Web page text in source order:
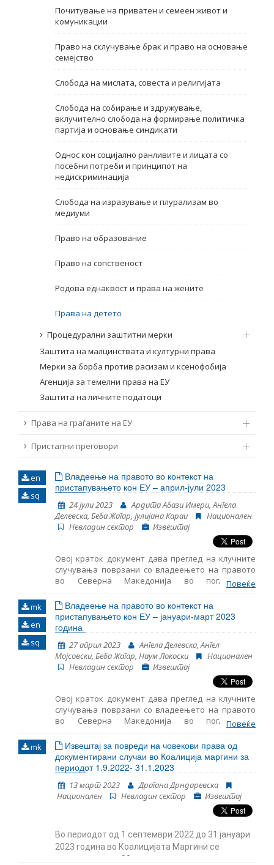
Име, опис или клучен збор
Почитување на приватен и семеен живот и
комуникации
Право на склучување брак и право на основање
семејство
Слобода на мислата, совеста и религијата
Слобода на собирање и здружување,
вклучително слобода на формирање политичка
партија и основање синдикати
Однос кон социјално ранливите и лицата со
посебни потреби и принципот на
недискриминација
Слобода на изразување и плурализам во
медиуми
Право на образование
Право на сопственост
Родова еднаквост и права на жените
Права на детето
Процедурални заштитни мерки
Заштита на малцинствата и културни права
Мерки за борба против расизам и ксенофобија
Агенција за темелни права на ЕУ
Заштита на личните податоци
Права на граѓаните на ЕУ
Пристапни преговори
en
sq
Владеење на правото во контекст на
пристапувањето кон ЕУ – април-јули 2023
24 јули 2023
Ардита Абази Имери, Ангела
Делевска, Беба Жагар, Јулијана Караи
Национален
Невладин сектор
Извештај
Овој краток документ дава преглед на клучните
случувања поврзани со владеењето на правото
во Северна Македонија во поглед на
пристапувањето во ЕУ за периодот од април до
јули 2023 година. Тој вклучува следење на
суштинските аспекти на пристапувањето во ЕУ,
вклучувајќи ги и клучните случувања во областа
на функционирањето на демократските
институции, реформата на јавната
администрација и Поглавјето 23: судството и
темелните права.
Повеќе
mk
en
sq
Владеење на правото во контекст на
пристапувањето кон ЕУ – јануари-март 2023
година
27 април 2023
Ангела Делевска, Ангел
Мојсовски, Беба Жагар, Наум Локоски
Национален
Невладин сектор
Извештај
Овој краток документ дава преглед на клучните
случувања поврзани со владеењето на правото
во Северна Македонија во поглед на
пристапувањето во ЕУ за периодот од јануари до
март 2023 година. Тој вклучува следење на
суштинските аспекти на пристапувањето во ЕУ,
вклучувајќи ги и клучните случувања во областа
на функционирањето на демократските
институции, реформата на јавната
администрација и Поглавјето 23: судството и
Повеќе
mk
Извештај за повреди на човекови права од
документирани случаи во Коалиција маргини за
периодот 1.9.2022- 31.1.2023
13 март 2023
Драгана Дрндаревска
Национален
Невладин сектор Извештај
Во периодот од 1 септември 2022 до 31 јануари
2023 година во Коалицијата Маргини се
документирани 90 случаи на прекршување на